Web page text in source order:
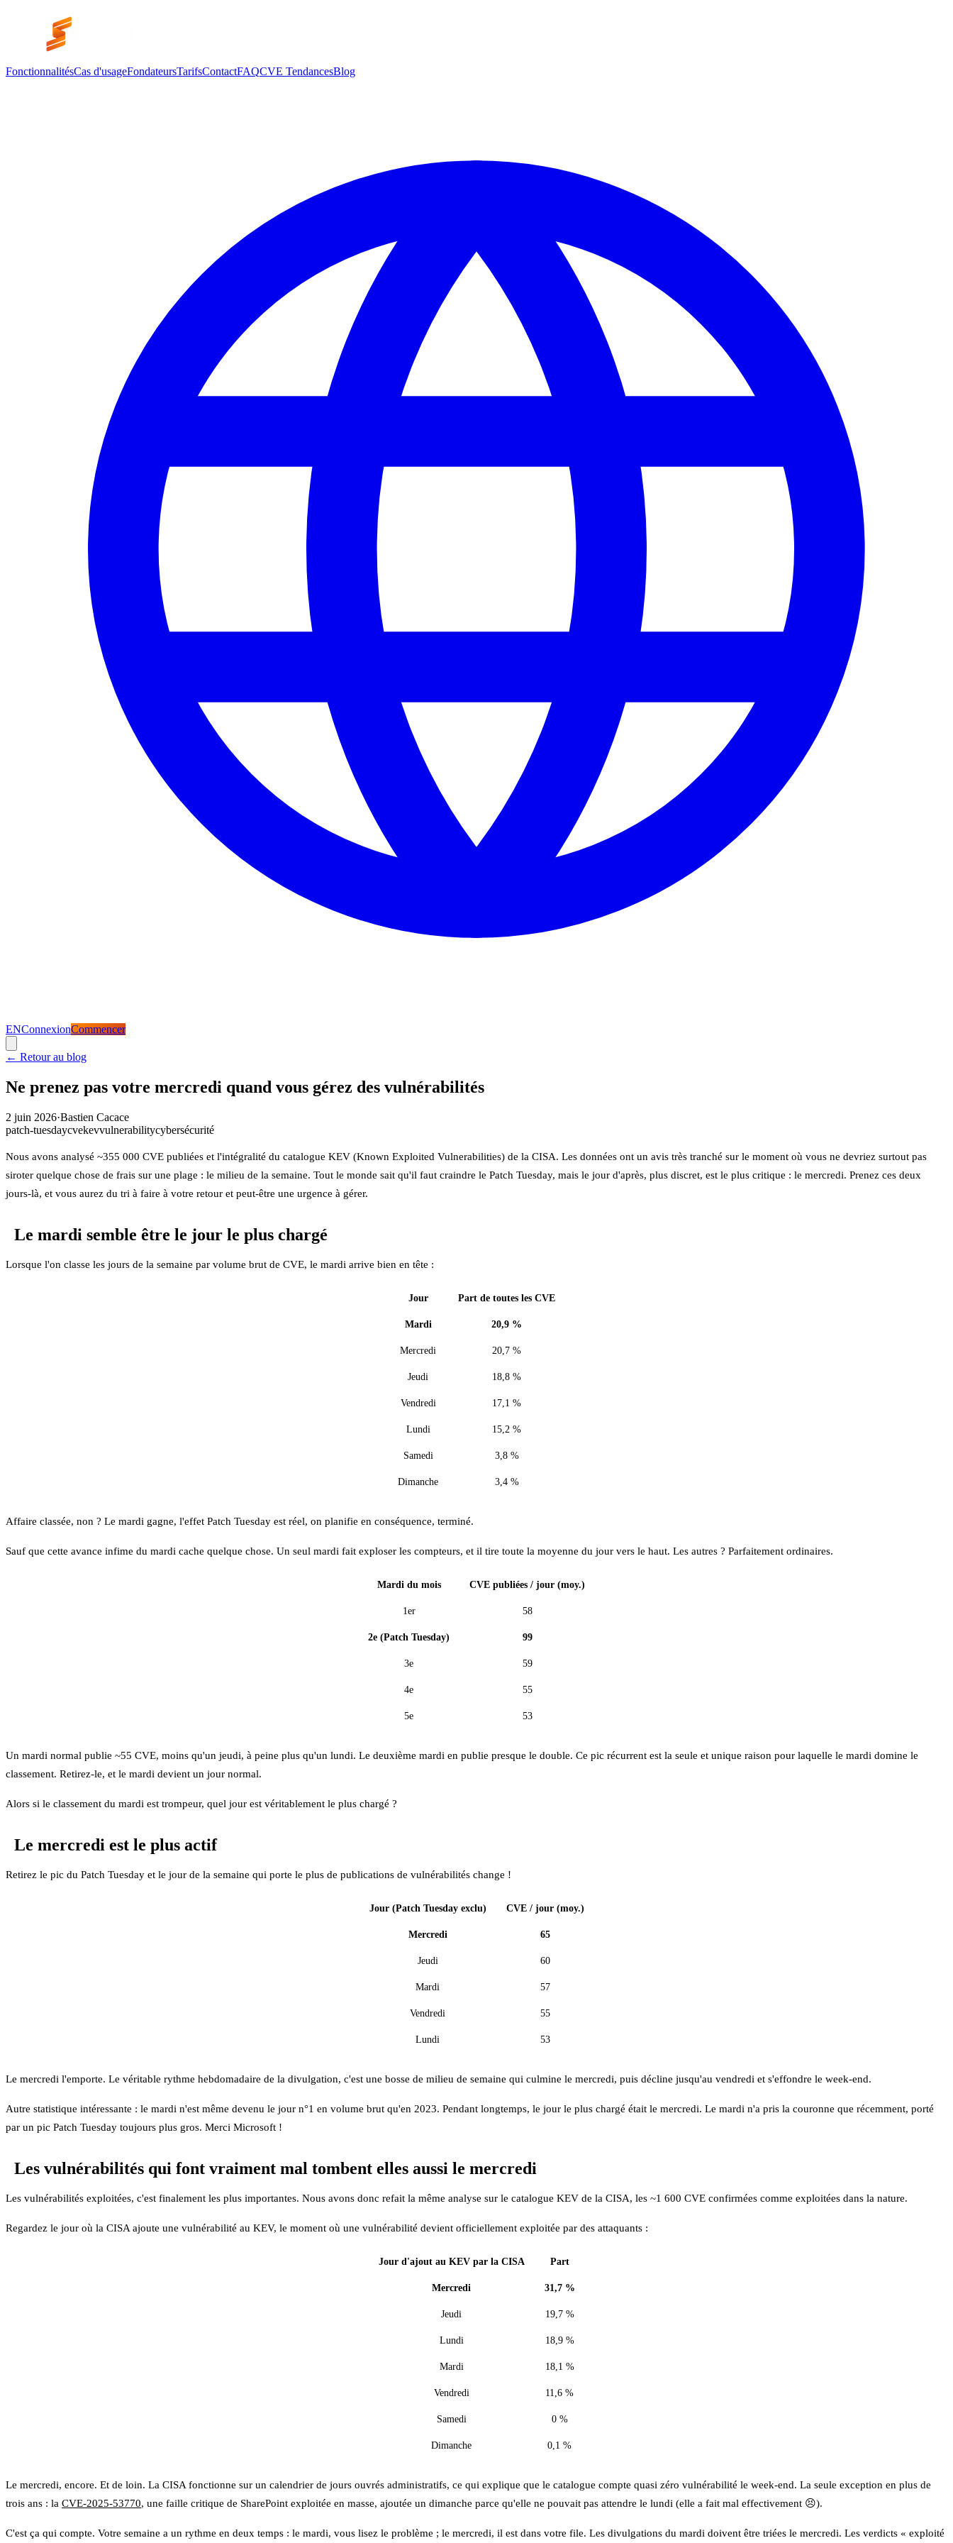
FonctionnalitésCas d'usageFondateursTarifsContactFAQCVE TendancesBlog
ENConnexionCommencer
← Retour au blog
Ne prenez pas votre mercredi quand vous gérez des vulnérabilités
2 juin 2026·Bastien Cacace
patch-tuesdaycvekevvulnerabilitycybersécurité
Nous avons analysé ~355 000 CVE publiées et l'intégralité du catalogue KEV (Known Exploited Vulnerabilities) de la CISA. Les données ont un avis très tranché sur le moment où vous ne devriez surtout pas
siroter quelque chose de frais sur une plage : le milieu de la semaine. Tout le monde sait qu'il faut craindre le Patch Tuesday, mais le jour d'après, plus discret, est le plus critique : le mercredi. Prenez ces deux
jours-là, et vous aurez du tri à faire à votre retour et peut-être une urgence à gérer.
Le mardi semble être le jour le plus chargé
Lorsque l'on classe les jours de la semaine par volume brut de CVE, le mardi arrive bien en tête :
Jour Part de toutes les CVE
Mardi 20,9 %
Mercredi 20,7 %
Jeudi 18,8 %
Vendredi 17,1 %
Lundi 15,2 %
Samedi 3,8 %
Dimanche 3,4 %
Affaire classée, non ? Le mardi gagne, l'effet Patch Tuesday est réel, on planifie en conséquence, terminé.
Sauf que cette avance infime du mardi cache quelque chose. Un seul mardi fait exploser les compteurs, et il tire toute la moyenne du jour vers le haut. Les autres ? Parfaitement ordinaires.
Mardi du mois CVE publiées / jour (moy.)
1er 58
2e (Patch Tuesday) 99
3e 59
4e 55
5e 53
Un mardi normal publie ~55 CVE, moins qu'un jeudi, à peine plus qu'un lundi. Le deuxième mardi en publie presque le double. Ce pic récurrent est la seule et unique raison pour laquelle le mardi domine le
classement. Retirez-le, et le mardi devient un jour normal.
Alors si le classement du mardi est trompeur, quel jour est véritablement le plus chargé ?
Le mercredi est le plus actif
Retirez le pic du Patch Tuesday et le jour de la semaine qui porte le plus de publications de vulnérabilités change !
Jour (Patch Tuesday exclu) CVE / jour (moy.)
Mercredi 65
Jeudi 60
Mardi 57
Vendredi 55
Lundi 53
Le mercredi l'emporte. Le véritable rythme hebdomadaire de la divulgation, c'est une bosse de milieu de semaine qui culmine le mercredi, puis décline jusqu'au vendredi et s'effondre le week-end.
Autre statistique intéressante : le mardi n'est même devenu le jour n°1 en volume brut qu'en 2023. Pendant longtemps, le jour le plus chargé était le mercredi. Le mardi n'a pris la couronne que récemment, porté
par un pic Patch Tuesday toujours plus gros. Merci Microsoft !
Les vulnérabilités qui font vraiment mal tombent elles aussi le mercredi
Les vulnérabilités exploitées, c'est finalement les plus importantes. Nous avons donc refait la même analyse sur le catalogue KEV de la CISA, les ~1 600 CVE confirmées comme exploitées dans la nature.
Regardez le jour où la CISA ajoute une vulnérabilité au KEV, le moment où une vulnérabilité devient officiellement exploitée par des attaquants :
Jour d'ajout au KEV par la CISA Part
Mercredi 31,7 %
Jeudi 19,7 %
Lundi 18,9 %
Mardi 18,1 %
Vendredi 11,6 %
Samedi 0 %
Dimanche 0,1 %
Le mercredi, encore. Et de loin. La CISA fonctionne sur un calendrier de jours ouvrés administratifs, ce qui explique que le catalogue compte quasi zéro vulnérabilité le week-end. La seule exception en plus de
trois ans : la CVE-2025-53770, une faille critique de SharePoint exploitée en masse, ajoutée un dimanche parce qu'elle ne pouvait pas attendre le lundi (elle a fait mal effectivement 😣).
C'est ça qui compte. Votre semaine a un rythme en deux temps : le mardi, vous lisez le problème ; le mercredi, il est dans votre file. Les divulgations du mardi doivent être triées le mercredi. Les verdicts « exploité